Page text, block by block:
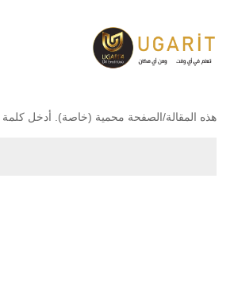
محمي بكلمة مرور
هذه المقالة/الصفحة محمية (خاصة). أدخل كلمة